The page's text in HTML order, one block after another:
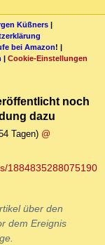
Küßners |
bei Amazon! |
| Cookie-Einstellungen
noch
dazu
Tagen) @
1884835288075190
über den
dem Ereignis